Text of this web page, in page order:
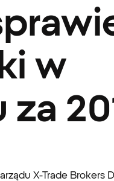
w
X-Trade Brokers